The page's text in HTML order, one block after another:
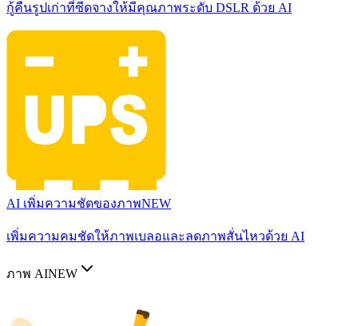
กู้คืนรูปเก่าที่ซีดจางให้มีคุณภาพระดับ DSLR ด้วย AI
AI เพิ่มความชัดของภาพNEW
เพิ่มความคมชัดให้ภาพเบลอและลดภาพสั่นไหวด้วย AI
ภาพ AINEW